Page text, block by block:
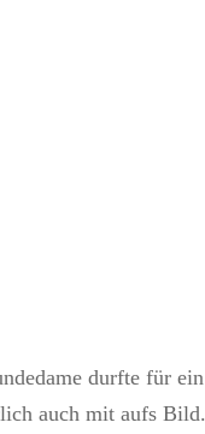
durfte für ein
auch mit aufs